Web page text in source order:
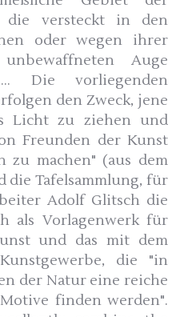
die versteckt in den
oder wegen ihrer
Auge
Die vorliegenden
den Zweck, jene
Licht zu ziehen und
Freunden der Kunst
zu machen" (aus dem
die Tafelsammlung, für
Adolf Glitsch die
als Vorlagenwerk für
und das mit dem
die "in
der Natur eine reiche
finden werden".